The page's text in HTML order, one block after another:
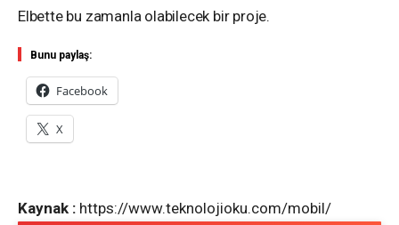
Elbette bu zamanla olabilecek bir proje.
Bunu paylaş:
Facebook
X
Kaynak : https://www.teknolojioku.com/mobil/